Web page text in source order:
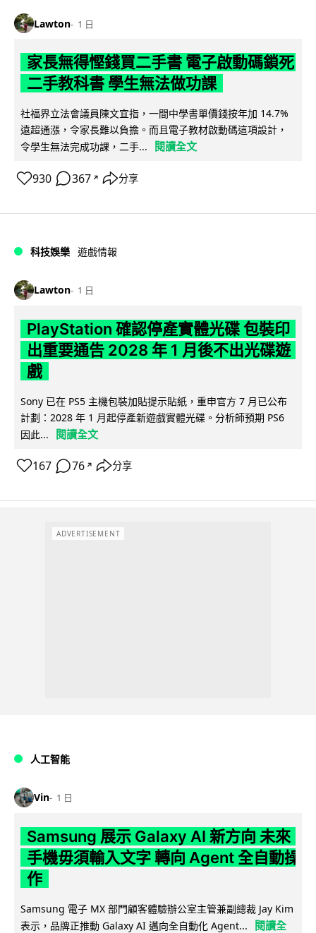
Lawton 1 日
家長無得慳錢買二手書 電子啟動碼鎖死
二手教科書 學生無法做功課
社福界立法會議員陳文宜指，一間中學書單價錢按年加 14.7%
遠超通漲，令家長難以負擔。而且電子教材啟動碼這項設計，
令學生無法完成功課，二手...
閱讀全文
930 367 ↗ 分享
科技娛樂 遊戲情報
Lawton 1 日
PlayStation 確認停產實體光碟 包裝印
出重要通告 2028 年 1 月後不出光碟遊
戲
Sony 已在 PS5 主機包裝加貼提示貼紙，重申官方 7 月已公布
計劃：2028 年 1 月起停產新遊戲實體光碟。分析師預期 PS6
因此...
閱讀全文
167 76 ↗ 分享
ADVERTISEMENT
人工智能
Vin 1 日
Samsung 展示 Galaxy AI 新方向 未來
手機毋須輸入文字 轉向 Agent 全自動操
作
Samsung 電子 MX 部門顧客體驗辦公室主管兼副總裁 Jay Kim
表示，品牌正推動 Galaxy AI 邁向全自動化 Agent...
閱讀全